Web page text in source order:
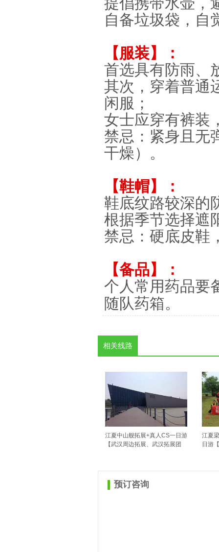
自备垃圾袋，自
【服装】：
首选具有防雨、
其次，穿着普通
闲服；
女士应穿有裤装
禁忌：紧身且无
干燥）。
【鞋帽】：
鞋底纹路较深的
根据季节选择遮
禁忌：硬底皮鞋
【备品】：
个人常用药品要
随队药箱。
相关线路
江夏中山舰拓展+真人CS一日游
【武汉周边拓展、武汉拓展团
江夏
日游
预订咨询